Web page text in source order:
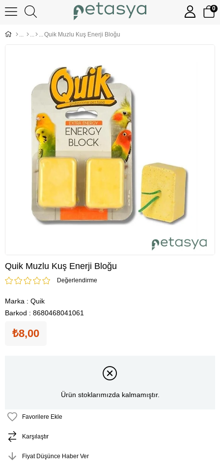
0
Quik Muzlu Kuş Enerji Bloğu
Quik Muzlu Kuş Enerji Bloğu
Değerlendirme
Marka : Quik
Barkod : 8680468041061
₺8,00
Ürün stoklarımızda kalmamıştır.
Favorilere Ekle
Karşılaştır
Fiyat Düşünce Haber Ver